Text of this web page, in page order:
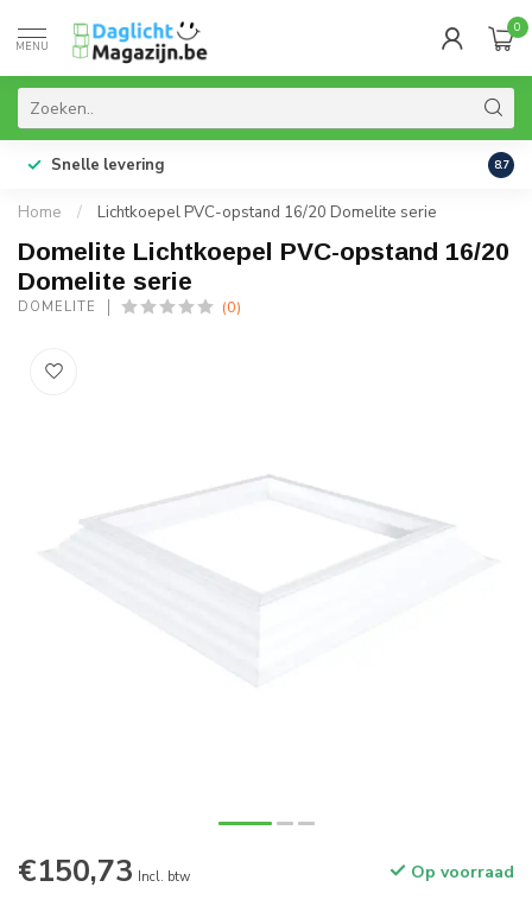
MENU
0
Snelle levering 99%
8.7
Home / Lichtkoepel PVC-opstand 16/20 Domelite serie
Domelite Lichtkoepel PVC-opstand 16/20
Domelite serie
DOMELITE (0)
€150,73 Incl. btw Op voorraad